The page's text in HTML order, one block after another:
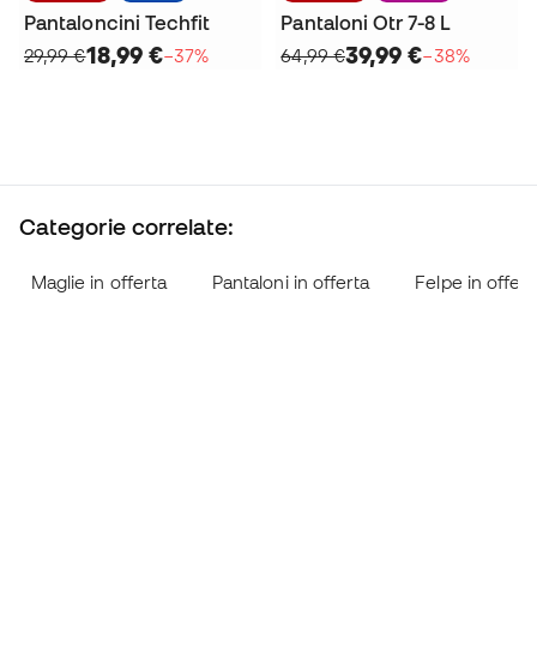
Pantaloncini Techfit
29,99 €18,99 €−37%
Pantaloni Otr 7-8 L
64,99 €39,99 €−38%
Categorie correlate:
Maglie in offerta Pantaloni in offerta Felpe in